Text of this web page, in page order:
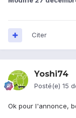
Citer
Yoshi74
Posté(e) 15
Ok pour l'annonce,